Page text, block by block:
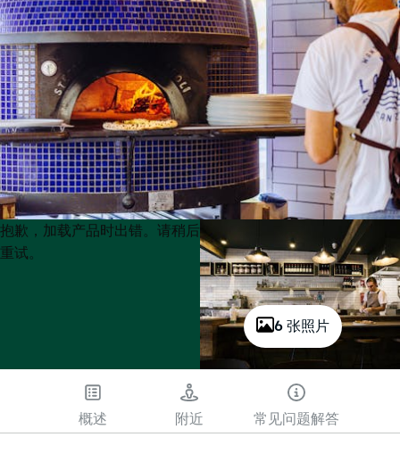
6 张照片
Product
List
Product
List
抱歉，加载产品时出错。请稍后
重试。
概述 附近 常见问题解答